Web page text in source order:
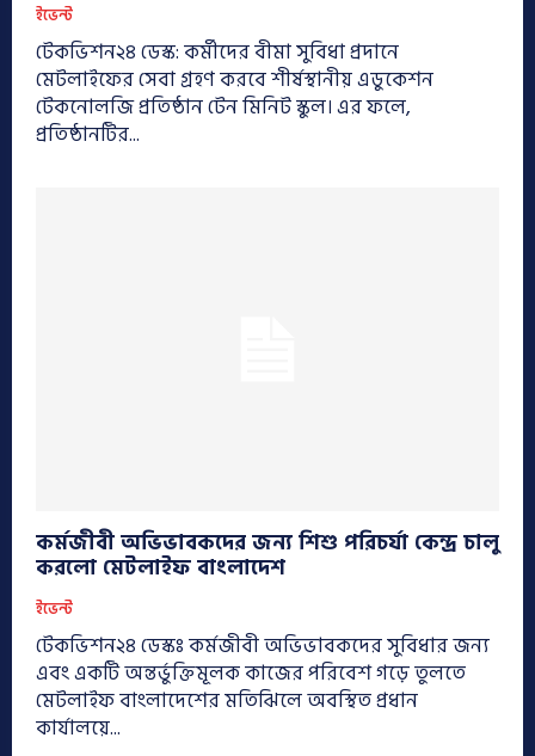
ইভেন্ট
টেকভিশন২৪ ডেস্ক: কর্মীদের বীমা সুবিধা প্রদানে
মেটলাইফের সেবা গ্রহণ করবে শীর্ষস্থানীয় এডুকেশন
টেকনোলজি প্রতিষ্ঠান টেন মিনিট স্কুল। এর ফলে,
প্রতিষ্ঠানটির...
কর্মজীবী অভিভাবকদের জন্য শিশু পরিচর্যা কেন্দ্র চালু
করলো মেটলাইফ বাংলাদেশ
ইভেন্ট
টেকভিশন২৪ ডেস্কঃ কর্মজীবী অভিভাবকদের সুবিধার জন্য
এবং একটি অন্তর্ভুক্তিমূলক কাজের পরিবেশ গড়ে তুলতে
মেটলাইফ বাংলাদেশের মতিঝিলে অবস্থিত প্রধান
কার্যালয়ে...